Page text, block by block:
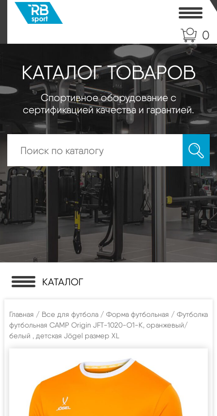
0
КАТАЛОГ ТОВАРОВ
Спортивное оборудование с
сертификацией качества и гарантией.
КАТАЛОГ
Главная / Все для футбола / Форма футбольная / Футболка
футбольная CAMP Origin JFT-1020-O1-K, оранжевый/
белый , детская Jögel размер XL